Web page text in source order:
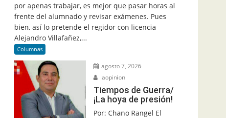
por apenas trabajar, es mejor que pasar horas al
frente del alumnado y revisar exámenes. Pues
bien, así lo pretende el regidor con licencia
Alejandro Villafañez,...
Columnas
agosto 7, 2026
laopinion
Tiempos de Guerra/
¡La hoya de presión!
Por: Chano Rangel El